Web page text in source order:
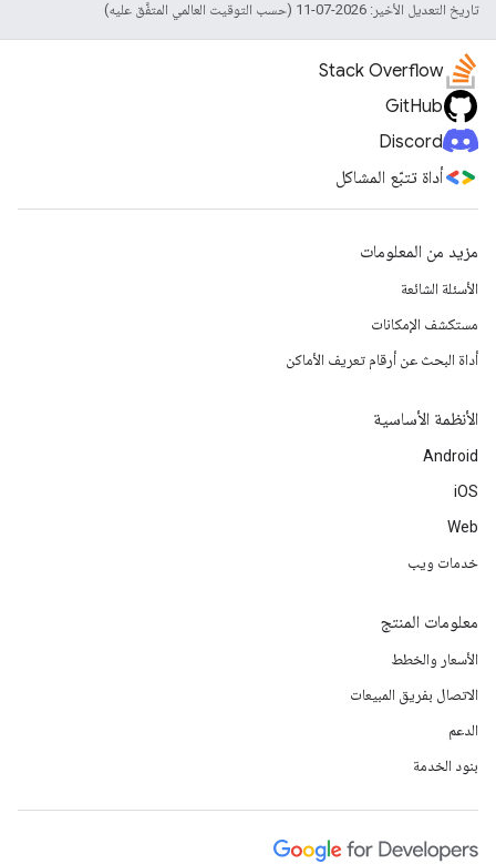
تاريخ التعديل الأخير: 2026-07-11 (حسب التوقيت العالمي المتفَّق عليه)
Stack Overflow
GitHub
Discord
أداة تتبّع المشاكل
مزيد من المعلومات
الأسئلة الشائعة
مستكشف الإمكانات
أداة البحث عن أرقام تعريف الأماكن
الأنظمة الأساسية
Android
iOS
Web
خدمات ويب
معلومات المنتج
الأسعار والخطط
الاتصال بفريق المبيعات
الدعم
بنود الخدمة